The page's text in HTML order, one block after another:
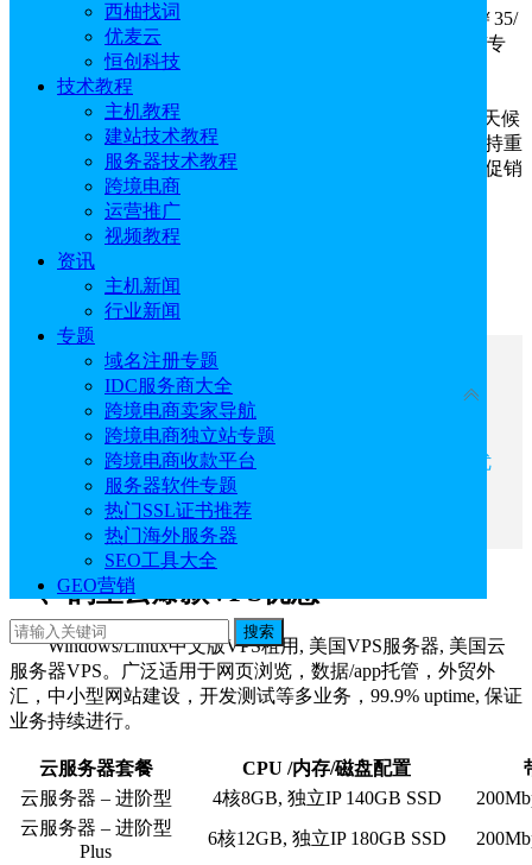
西柚找词
优麦云
恒创科技
技术教程
主机教程
建站技术教程
服务器技术教程
跨境电商
运营推广
视频教程
资讯
主机新闻
行业新闻
专题
域名注册专题
IDC服务商大全
跨境电商卖家导航
跨境电商独立站专题
跨境电商收款平台
服务器软件专题
热门SSL证书推荐
热门海外服务器
SEO工具大全
GEO营销
搜索
鹄望云服务器年度最大优惠，双十一优惠低至3折，￥35/
月起，折扣续费终生有效，几十款美国Intel云服务器/VPS/专
用物理机/英伟达显卡服务器（Nvidia
GTX/RTX/Quadro/Tesla）任选，免备案，轻松远程访问，
root/admin权限，美国独立原生IP，带宽不限流，享24/7全天候
人工客服技术支持。除此之外，自主研发中文控制面板支持重
装系统，重启，套餐升降级等多种功能，免费自动备份。促销
款服务器库存有限，限时抢购，先到先得！
双十一大促链接：
promotion/
部分优惠爆款如下：
文章目录
一、鹄望云爆款VPS优惠
二、GPU服务器/GPU云服务器/美国显卡服务器优
惠
三、独立服务器/个人服务器/裸金属服务器优惠
一、鹄望云爆款VPS优惠
Windows/Linux中文版VPS租用, 美国VPS服务器, 美国云
服务器VPS。广泛适用于网页浏览，数据/app托管，外贸外
汇，中小型网站建设，开发测试等多业务，99.9% uptime, 保证
业务持续进行。
云服务器套餐 CPU /内存/磁盘配置
云服务器 – 进阶型
4核8GB, 独立IP 140GB SSD
云服务器 – 进阶型
Plus
6核12GB, 独立IP 180GB SSD